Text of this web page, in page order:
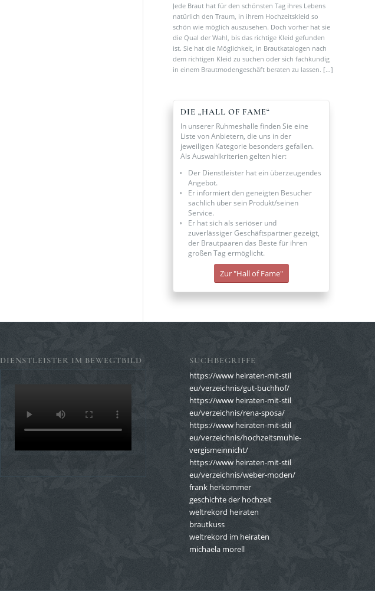
Jede Braut hat für den schönsten Tag ihres Lebens
natürlich den Traum, in ihrem Hochzeitskleid so
schön wie möglich auszusehen. Doch vorher hat sie
die Qual der Wahl, bis das richtige Kleid gefunden
ist. Sie hat die Möglichkeit, in Brautkatalogen nach
dem richtigen Kleid zu suchen oder sich fachkundig
in einem Brautmodengeschäft beraten zu lassen. […]
DIE „HALL OF FAME“
In unserer Ruhmeshalle finden Sie eine
Liste von Anbietern, die uns in der
jeweiligen Kategorie besonders gefallen.
Als Auswahlkriterien gelten hier:
Der Dienstleister hat ein überzeugendes
Angebot.
Er informiert den geneigten Besucher
sachlich über sein Produkt/seinen
Service.
Er hat sich als seriöser und
zuverlässiger Geschäftspartner gezeigt,
der Brautpaaren das Beste für ihren
großen Tag ermöglicht.
Zur "Hall of Fame"
DIENSTLEISTER IM BEWEGTBILD SUCHBEGRIFFE
https://www heiraten-mit-stil
eu/verzeichnis/gut-buchhof/
https://www heiraten-mit-stil
eu/verzeichnis/rena-sposa/
https://www heiraten-mit-stil
eu/verzeichnis/hochzeitsmuhle-
vergismeinnicht/
https://www heiraten-mit-stil
eu/verzeichnis/weber-moden/
frank herkommer
geschichte der hochzeit
weltrekord heiraten
brautkuss
weltrekord im heiraten
michaela morell